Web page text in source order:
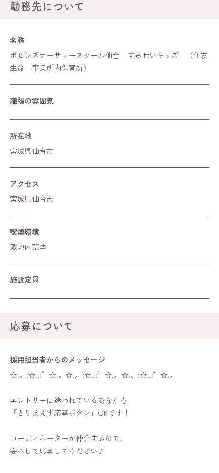
勤務先について
名称
ポピンズナーサリースクール仙台 すみせいキッズ （住友
生命 事業所内保育所）
職場の雰囲気
所在地
宮城県仙台市
アクセス
宮城県仙台市
喫煙環境
敷地内禁煙
施設定員
応募について
採用担当者からのメッセージ
☆.。:☆..:゜☆.。☆.。:☆..:゜☆.。☆.。:☆..:゜☆.。
エントリーに迷われているあなたも
『とりあえず応募ボタン』OKです！
コーディネーターが仲介するので、
安心して応募してください♪